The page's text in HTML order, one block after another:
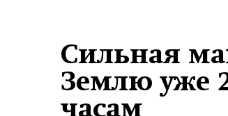
Сильная
Землю уже
часам